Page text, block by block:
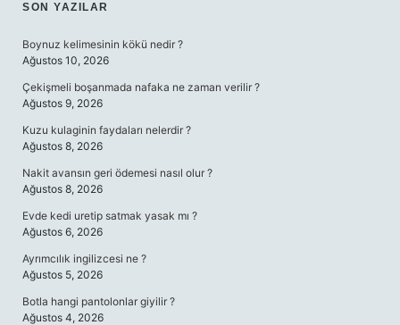
SIDEBAR
SON YAZILAR
Boynuz kelimesinin kökü nedir ?
Ağustos 10, 2026
Çekişmeli boşanmada nafaka ne zaman verilir ?
Ağustos 9, 2026
Kuzu kulaginin faydaları nelerdir ?
Ağustos 8, 2026
Nakit avansın geri ödemesi nasıl olur ?
Ağustos 8, 2026
Evde kedi uretip satmak yasak mı ?
Ağustos 6, 2026
Ayrımcılık ingilizcesi ne ?
Ağustos 5, 2026
Botla hangi pantolonlar giyilir ?
Ağustos 4, 2026